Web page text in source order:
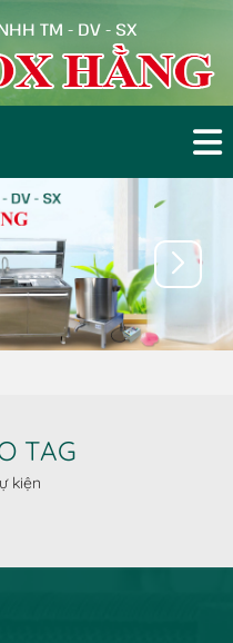
TM - DV - SX
TAG
kiện